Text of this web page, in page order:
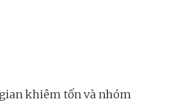
khiêm tốn và nhóm